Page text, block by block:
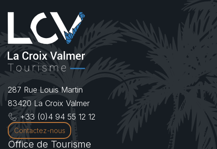
287 Rue Louis Martin
83420 La Croix Valmer
+33 (0)4 94 55 12 12
Contactez-nous
Office de Tourisme